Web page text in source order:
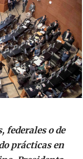
federales o de
prácticas en